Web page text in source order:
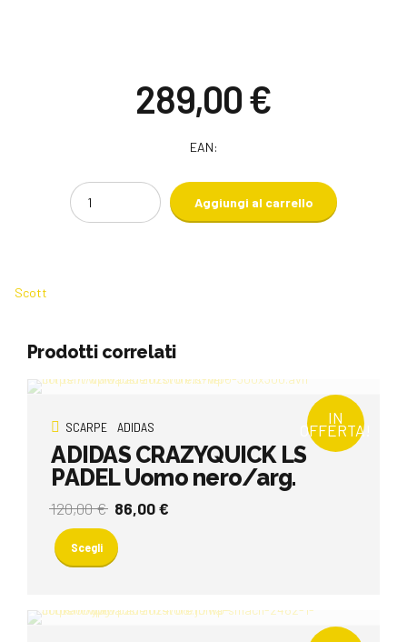
289,00€
EAN:
Quantity
Aggiungi al carrello
Scott
Prodotti correlati
IN
OFFERTA!
SCARPE ADIDAS
ADIDAS CRAZYQUICK LS
PADEL Uomo nero/arg.
120,00€ Il
originale
era:
86,00€
Scegli
Questo
prodotto
ha
Le